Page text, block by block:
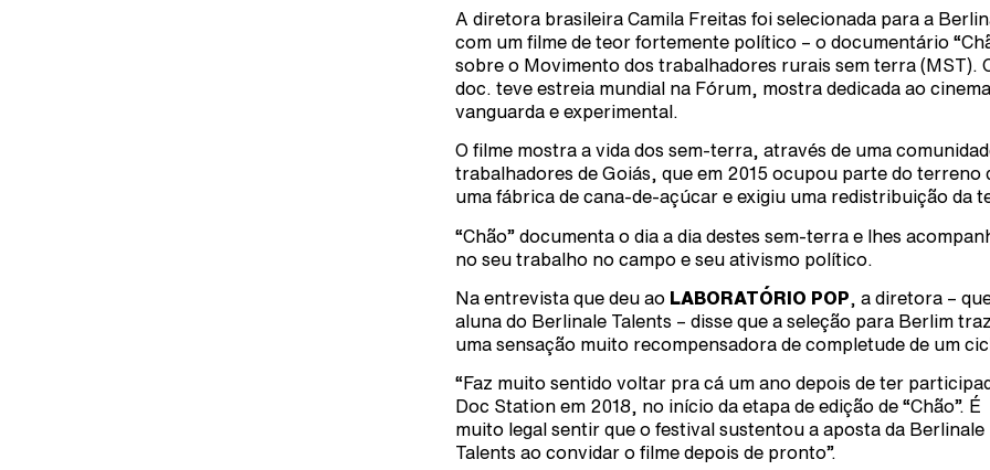
A diretora brasileira Camila Freitas foi selecionada para a
com um filme de teor fortemente político – o documentário
sobre o Movimento dos trabalhadores rurais sem terra (MST).
doc. teve estreia mundial na Fórum, mostra dedicada ao
vanguarda e experimental.
O filme mostra a vida dos sem-terra, através de uma
trabalhadores de Goiás, que em 2015 ocupou parte do terreno
uma fábrica de cana-de-açúcar e exigiu uma redistribuição da
“Chão” documenta o dia a dia destes sem-terra e lhes
no seu trabalho no campo e seu ativismo político.
Na entrevista que deu ao LABORATÓRIO POP , a diretora –
aluna do Berlinale Talents – disse que a seleção para Berlim traz
uma sensação muito recompensadora de completude de um
“Faz muito sentido voltar pra cá um ano depois de ter
Doc Station em 2018, no início da etapa de edição de “Chão”. É
muito legal sentir que o festival sustentou a aposta da Berlinale
Talents ao convidar o filme depois de pronto”.